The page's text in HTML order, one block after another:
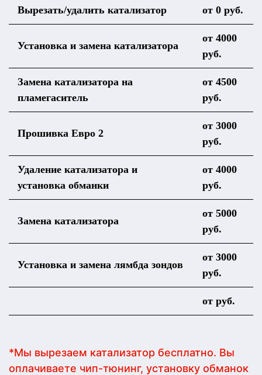
Вырезать/удалить катализатор от 0 руб.
Установка и замена катализатора
от 4000
руб.
Замена катализатора на
пламегаситель
от 4500
руб.
Прошивка Евро 2
от 3000
руб.
Удаление катализатора и
установка обманки
от 4000
руб.
Замена катализатора
от 5000
руб.
Установка и замена лямбда зондов
от 3000
руб.
от руб.
*Мы вырезаем катализатор бесплатно. Вы
оплачиваете чип-тюнинг, установку обманок